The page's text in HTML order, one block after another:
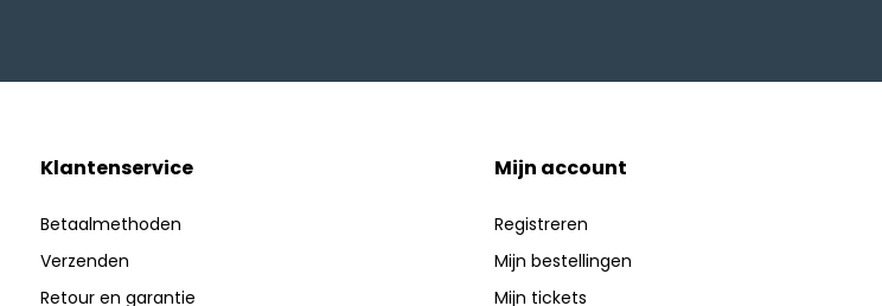
Klantenservice
Betaalmethoden
Verzenden
Retour en garantie
Mijn account
Registreren
Mijn bestellingen
Mijn tickets